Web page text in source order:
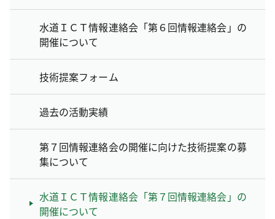
水道ＩＣＴ情報連絡会「第６回情報連絡会」の
開催について
技術提案フォーム
過去の活動実績
第７回情報連絡会の開催に向けた技術提案の募
集について
水道ＩＣＴ情報連絡会「第７回情報連絡会」の
開催について